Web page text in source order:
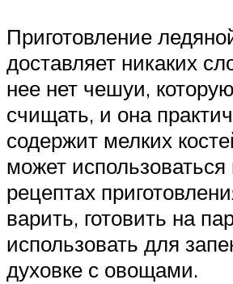
Приготовление
доставляет никаких
нее нет чешуи,
счищать, и она
содержит мелких
может
рецептах
варить, готовить на
использовать для
духовке с овощами.